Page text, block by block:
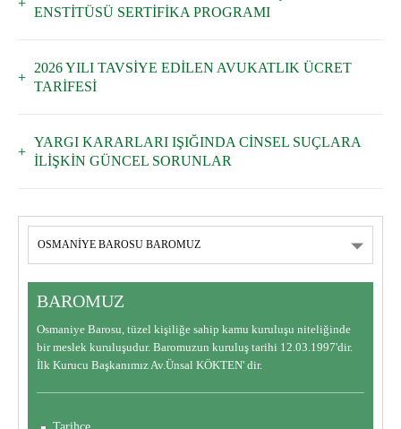
ENSTİTÜSÜ SERTİFİKA PROGRAMI
2026 YILI TAVSİYE EDİLEN AVUKATLIK ÜCRET
TARİFESİ
YARGI KARARLARI IŞIĞINDA CİNSEL SUÇLARA
İLİŞKİN GÜNCEL SORUNLAR
BAROMUZ
Osmaniye Barosu, tüzel kişiliğe sahip kamu kuruluşu niteliğinde
bir meslek kuruluşudur. Baromuzun kuruluş tarihi 12.03.1997'dir.
İlk Kurucu Başkanımız Av.Ünsal KÖKTEN' dir.
Tarihçe